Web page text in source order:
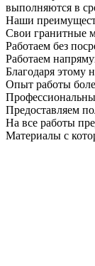
выполняются в
Наши
Свои гранитные
Работаем без
Работаем
Благодаря этому
Опыт работы
Предоставляем
На все работы
Материалы с